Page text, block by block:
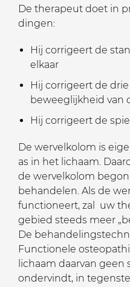
De therapeut doet in
dingen:
Hij corrigeert de
elkaar
Hij corrigeert de
beweeglijkheid van
Hij corrigeert de
De wervelkolom is
as in het lichaam.
de wervelkolom
behandelen. Als de
functioneert, zal uw
gebied steeds meer
De
Functionele
lichaam daarvan
ondervindt, in